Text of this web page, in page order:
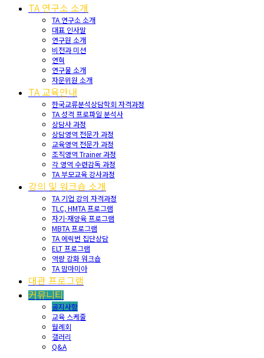
TA 연구소 소개
TA 연구소 소개
대표 인사말
연구원 소개
비전과 미션
연혁
연구물 소개
자문위원 소개
TA 교육안내
한국교류분석상담학회 자격과정
TA 성격 프로파일 분석사
상담사 과정
상담영역 전문가 과정
교육영역 전문가 과정
조직영역 Trainer 과정
각 영역 수련감독 과정
TA 부모교육 강사과정
강의 및 워크숍 소개
TA 기업 강의 자격과정
TLC, HMTA 프로그램
자기-재양육 프로그램
MBTA 프로그램
TA 에릭번 집단상담
ELT 프로그램
역량 강화 워크숍
TA 맘마미아
대관 프로그램
커뮤니티
공지사항
교육 스케줄
월례회
갤러리
Q&A